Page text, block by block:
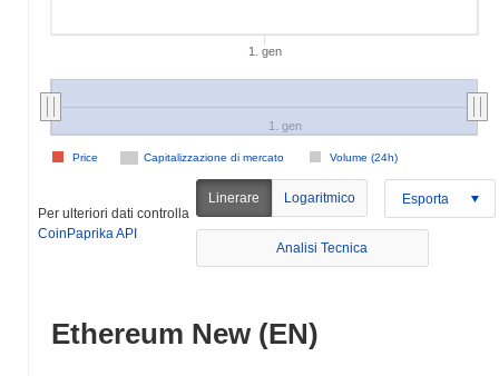
1. gen
Capitalizzazione di mercato Volume (24h)
Price
1. gen
Per ulteriori dati controlla
CoinPaprika API
Linerare Logaritmico Esporta
Analisi Tecnica
Ethereum New (EN)